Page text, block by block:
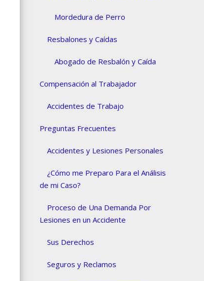
Mordedura de Perro
Resbalones y Caídas
Abogado de Resbalón y Caída
Compensación al Trabajador
Accidentes de Trabajo
Preguntas Frecuentes
Accidentes y Lesiones Personales
¿Cómo me Preparo Para el Análisis
de mi Caso?
Proceso de Una Demanda Por
Lesiones en un Accidente
Sus Derechos
Seguros y Reclamos